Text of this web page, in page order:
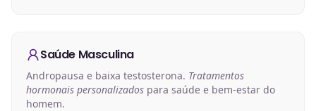
Saúde Masculina
Andropausa e baixa testosterona. Tratamentos
hormonais personalizados para saúde e bem-estar do
homem.